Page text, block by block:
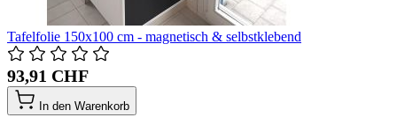
Tafelfolie 150x100 cm - magnetisch & selbstklebend
93,91 CHF
In den Warenkorb